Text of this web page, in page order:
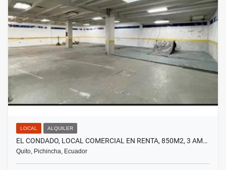
LOCAL ALQUILER
EL CONDADO, LOCAL COMERCIAL EN RENTA, 850M2, 3 AM…
Quito, Pichincha, Ecuador